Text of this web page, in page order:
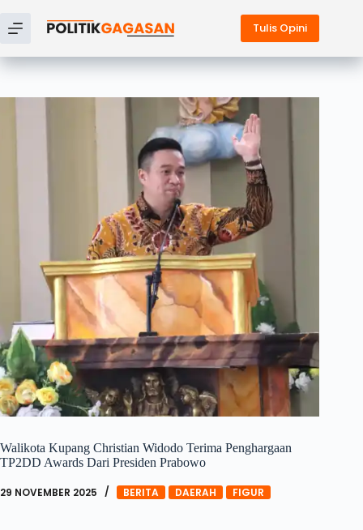
Tulis Opini
Walikota Kupang Christian Widodo Terima Penghargaan
TP2DD Awards Dari Presiden Prabowo
29 NOVEMBER 2025 BERITA DAERAH FIGUR